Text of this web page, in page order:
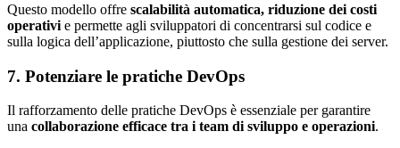
Questo modello offre scalabilità automatica, riduzione dei costi
operativi e permette agli sviluppatori di concentrarsi sul codice e
sulla logica dell’applicazione, piuttosto che sulla gestione dei server.
7. Potenziare le pratiche DevOps
Il rafforzamento delle pratiche DevOps è essenziale per garantire
una collaborazione efficace tra i team di sviluppo e operazioni.